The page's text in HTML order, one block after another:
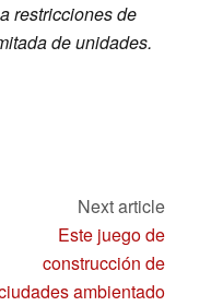
restricciones de
de unidades.
Next article
Este juego de
construcción de
ambientado